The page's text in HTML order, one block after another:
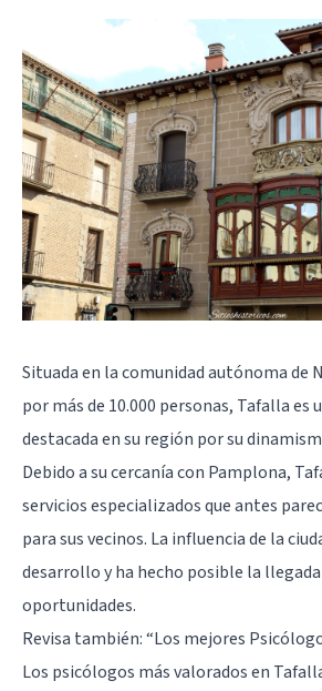
Situada en la comunidad autónoma de
por más de 10.000 personas, Tafalla es
destacada en su región por su
Debido a su cercanía con Pamplona,
servicios especializados que antes
para sus vecinos. La influencia de la
desarrollo y ha hecho posible la llegada
oportunidades.
Revisa también:“Los mejores
Los psicólogos más valorados en